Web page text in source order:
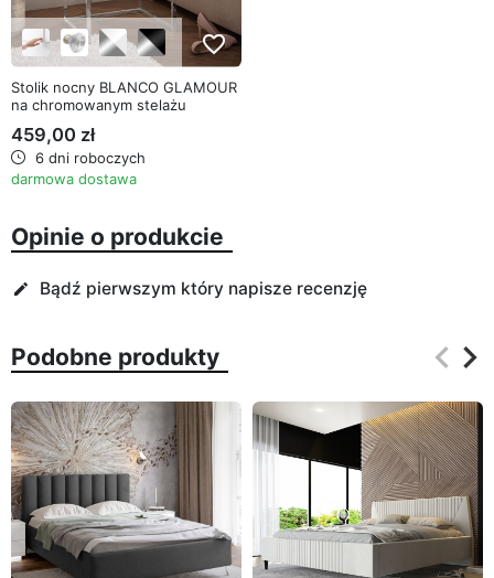
favorite_border
Stolik nocny BLANCO GLAMOUR
na chromowanym stelażu
459,00 zł
6 dni roboczych
darmowa dostawa
Opinie o produkcie
edit Bądź pierwszym który napisze recenzję
Podobne produkty keyboard_arrow_left
keyboard_arrow_right